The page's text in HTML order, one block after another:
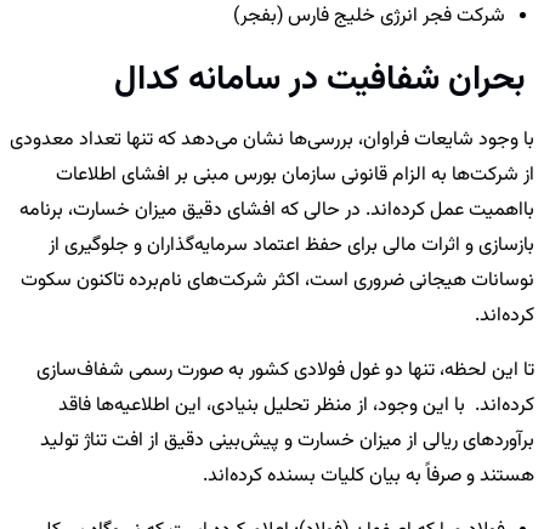
شرکت فجر انرژی خلیج فارس (بفجر)
بحران شفافیت در سامانه کدال
با وجود شایعات فراوان، بررسی‌ها نشان می‌دهد که تنها تعداد معدودی
از شرکت‌ها به الزام قانونی سازمان بورس مبنی بر افشای اطلاعات
بااهمیت عمل کرده‌اند. در حالی که افشای دقیق میزان خسارت، برنامه
بازسازی و اثرات مالی برای حفظ اعتماد سرمایه‌گذاران و جلوگیری از
نوسانات هیجانی ضروری است، اکثر شرکت‌های نام‌برده تاکنون سکوت
کرده‌اند.
تا این لحظه، تنها دو غول فولادی کشور به صورت رسمی شفاف‌سازی
کرده‌اند. با این وجود، از منظر تحلیل بنیادی، این اطلاعیه‌ها فاقد
برآوردهای ریالی از میزان خسارت و پیش‌بینی دقیق از افت تناژ تولید
هستند و صرفاً به بیان کلیات بسنده کرده‌اند.